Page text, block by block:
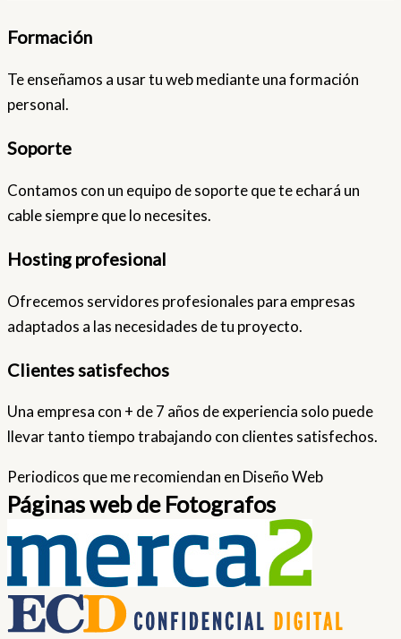
Formación
Te enseñamos a usar tu web mediante una formación
personal.
Soporte
Contamos con un equipo de soporte que te echará un
cable siempre que lo necesites.
Hosting profesional
Ofrecemos servidores profesionales para empresas
adaptados a las necesidades de tu proyecto.
Clientes satisfechos
Una empresa con + de 7 años de experiencia solo puede
llevar tanto tiempo trabajando con clientes satisfechos.
Periodicos que me recomiendan en Diseño Web
Páginas web de Fotografos